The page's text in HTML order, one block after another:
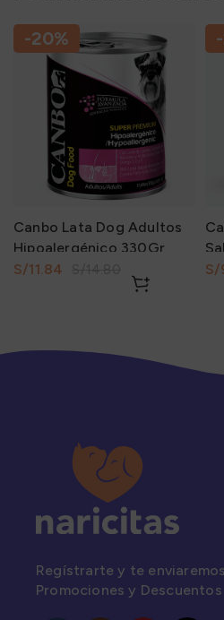
-20%
Canbo Lata Dog Adultos
Hipoalergénico 330Gr
S/11.84 S/
Regístrarte y te
Promociones y Descuentos